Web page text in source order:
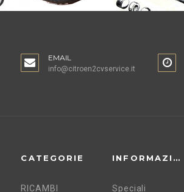
EMAIL
info@citroen2cvservice.it
CATEGORIE
RICAMBI
INFORMAZIONI
Speciali